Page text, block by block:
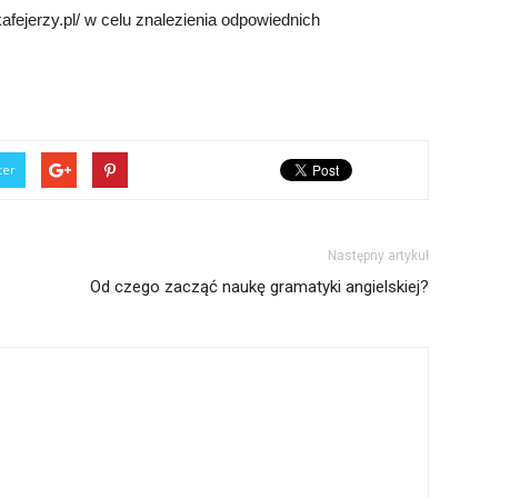
w celu znalezienia odpowiednich
Następny artykuł
Od czego zacząć naukę gramatyki angielskiej?